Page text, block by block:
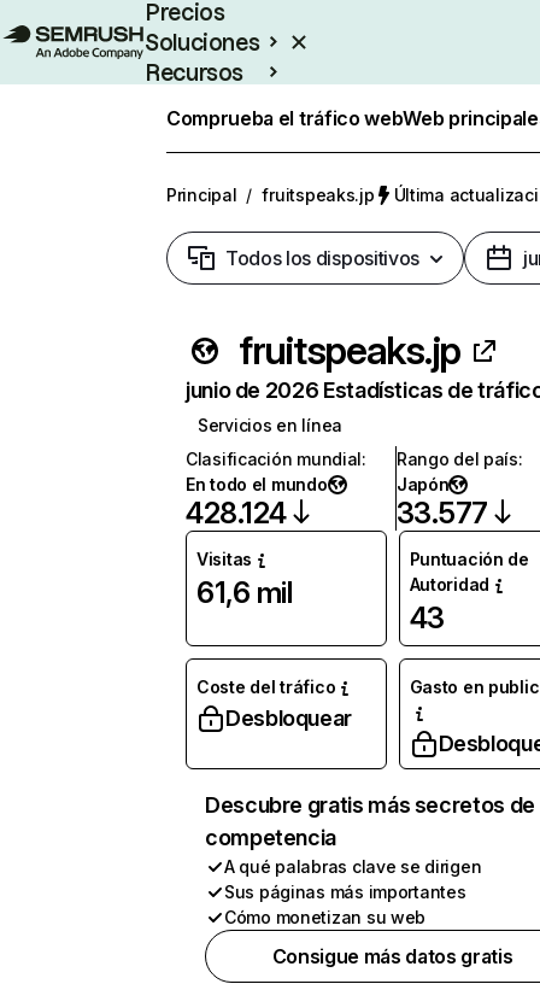
Precios
Soluciones
Recursos
Comprueba el tráfico webWeb
Principal / fruitspeaks.jp Última
Todos los dispositivos
fruitspeaks.jp
junio de 2026 Estadísticas de
Servicios en línea
Clasificación mundial:
En todo el mundo
428.124
Rango del país:
Japón
33.577
Visitas
61,6 mil
Puntuación de
Autoridad
43
Coste del tráfico
Desbloquear
Gasto en
Descubre gratis más secretos de
competencia
A qué palabras clave se dirigen
Sus páginas más importantes
Cómo monetizan su web
Consigue más datos gratis